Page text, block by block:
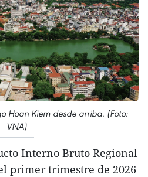
Hoan Kiem desde arriba. (Foto:
VNA)
Interno Bruto Regional
primer trimestre de 2026